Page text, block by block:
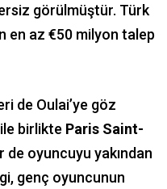
görülmüştür. Türk
en az €50 milyon talep
de Oulai’ye göz
birlikte Paris Saint-
oyuncuyu yakından
genç oyuncunun